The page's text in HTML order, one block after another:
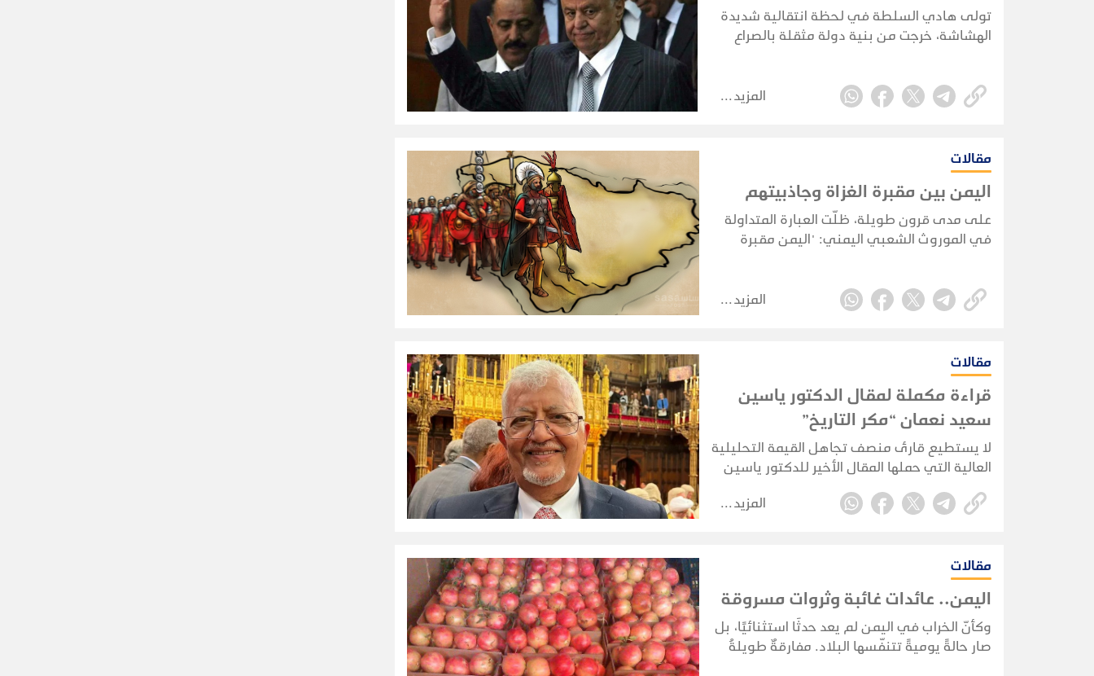
تولى هادي السلطة في لحظة انتقالية شديدة
الهشاشة، خرجت من بنية دولة مثقلة بالصراع
مستقلًا بالكامل. ومن هنا، يصبح اختزال تجربته
في ثنائية “نجح” أو “فشل” تبسيطًا مخلًا، لأن
تشوّهت منذ البداية.
المزيد
مقالات
اليمن بين مقبرة الغزاة وجاذبيتهم
على مدى قرون طويلة، ظلّت العبارة المتداولة
في الموروث الشعبي اليمني: "اليمن مقبرة
المزيد
مقالات
قراءة مكملة لمقال الدكتور ياسين
سعيد نعمان “مكر التاريخ”
لا يستطيع قارئ منصف تجاهل القيمة التحليلية
العالية التي حملها المقال الأخير للدكتور ياسين
التي تشكّل رصيدًا نضاليًا لا يُستهان به. فالرجل
أن تتوفر اليوم في خضم الصخب الدائر.
المزيد
مقالات
اليمن.. عائدات غائبة وثروات مسروقة
وكأنّ الخراب في اليمن لم يعد حدثًا استثنائيًا، بل
صار حالةً يوميةً تتنفّسها البلاد. مفارقةٌ طويلةُ